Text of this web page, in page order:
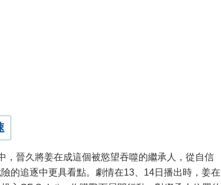
，晉久將姜在成這個被慾望吞噬的繼承人，從自信
的追逐中更具看點。劇情在13、14日播出時，姜在